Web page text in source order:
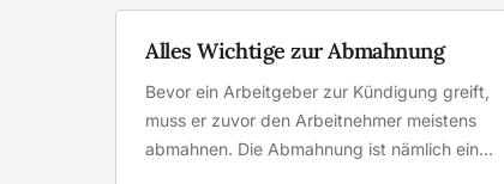
Alles Wichtige zur Abmahnung
Bevor ein Arbeitgeber zur Kündigung greift,
muss er zuvor den Arbeitnehmer meistens
abmahnen. Die Abmahnung ist nämlich ein…